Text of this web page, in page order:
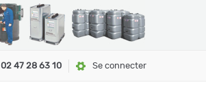
02 47 28 63 10 Se connecter